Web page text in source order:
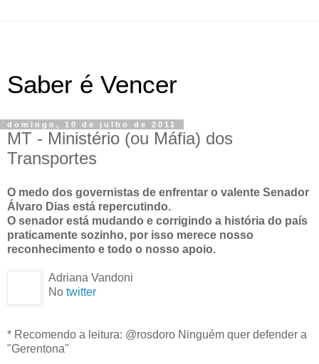
Saber é Vencer
domingo, 10 de julho de 2011
MT - Ministério (ou Máfia) dos
Transportes
O medo dos governistas de enfrentar o valente Senador
Álvaro Dias está repercutindo.
O senador está mudando e corrigindo a história do país
praticamente sozinho, por isso merece nosso
reconhecimento e todo o nosso apoio.
Adriana Vandoni
No twitter
* Recomendo a leitura: @rosdoro Ninguém quer defender a
"Gerentona"